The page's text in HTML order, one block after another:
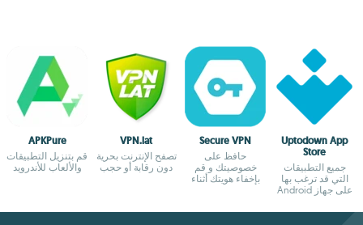
Uptodown App
Store
جميع التطبيقات
التي قد ترغب بها
على جهاز Android
Secure VPN
حافظ على
خصوصيتك و قم
بإخفاء هويتك أثناء
VPN.lat
تصفح الإنترنت بحرية
دون رقابة أو حجب
APKPure
قم بتنزيل التطبيقات
والألعاب للأندرويد